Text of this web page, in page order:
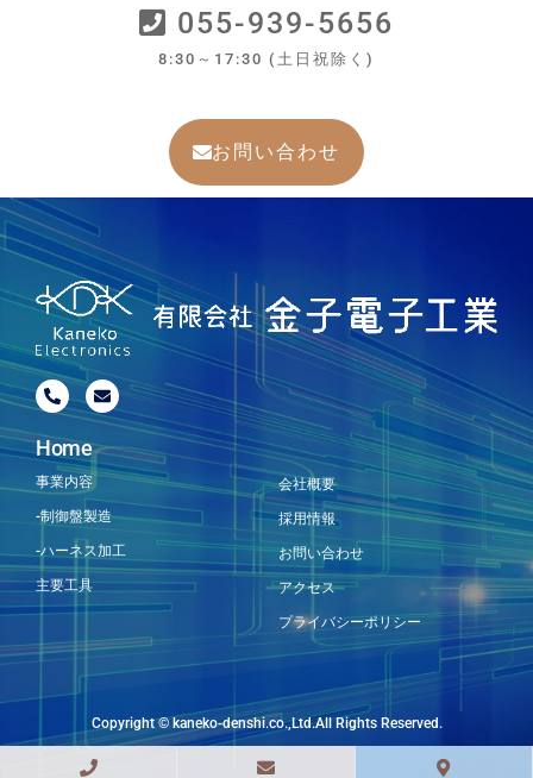
055-939-5656
8:30～17:30 (土日祝除く)
お問い合わせ
Home
事業内容
-制御盤製造
-ハーネス加工
主要工具
会社概要
採用情報
お問い合わせ
アクセス
プライバシーポリシー
Copyright © kaneko-denshi.co.,Ltd.All Rights Reserved.